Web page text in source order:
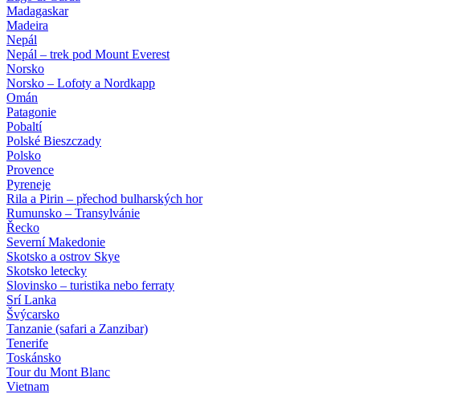
Madagaskar
Madeira
Nepál
Nepál – trek pod Mount Everest
Norsko
Norsko – Lofoty a Nordkapp
Omán
Patagonie
Pobaltí
Polské Bieszczady
Polsko
Provence
Pyreneje
Rila a Pirin – přechod bulharských hor
Rumunsko – Transylvánie
Řecko
Severní Makedonie
Skotsko a ostrov Skye
Skotsko letecky
Slovinsko – turistika nebo ferraty
Srí Lanka
Švýcarsko
Tanzanie (safari a Zanzibar)
Tenerife
Toskánsko
Tour du Mont Blanc
Vietnam